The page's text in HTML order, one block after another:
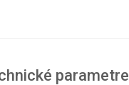
parametre